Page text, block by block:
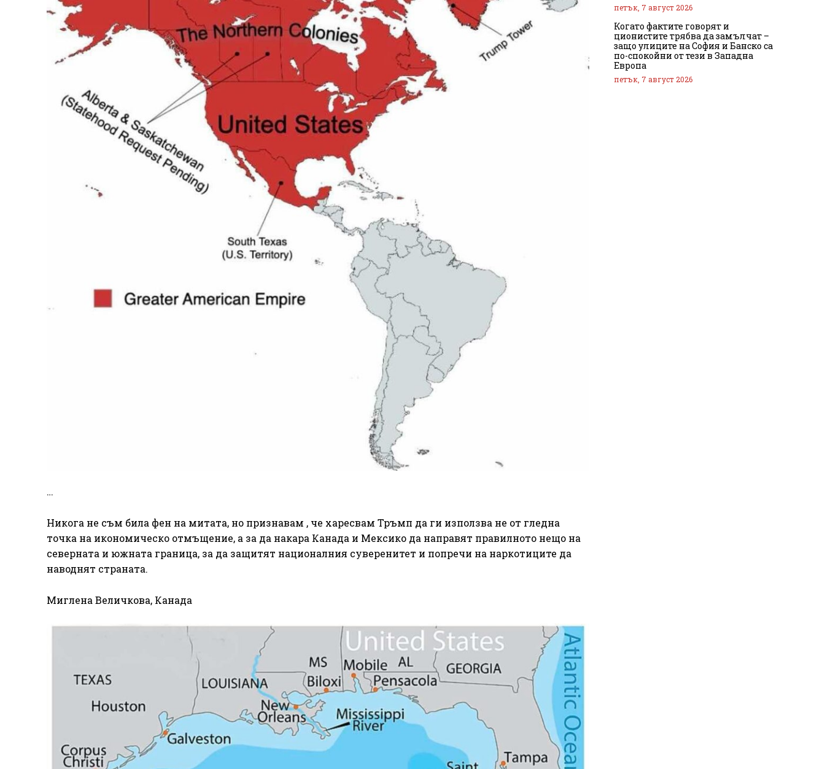
…
Никога не съм била фен на митата, но признавам , че харесвам Тръмп да ги използва не от гледна
точка на икономическо отмъщение, а за да накара Канада и Мексико да направят правилното нещо на
северната и южната граница, за да защитят националния суверенитет и попречи на наркотиците да
наводнят страната.
Миглена Величкова, Канада
петък, 7 август 2026
Когато фактите говорят и
ционистите трябва да замълчат –
защо улиците на София и Банско са
по-спокойни от тези в Западна
Европа
петък, 7 август 2026